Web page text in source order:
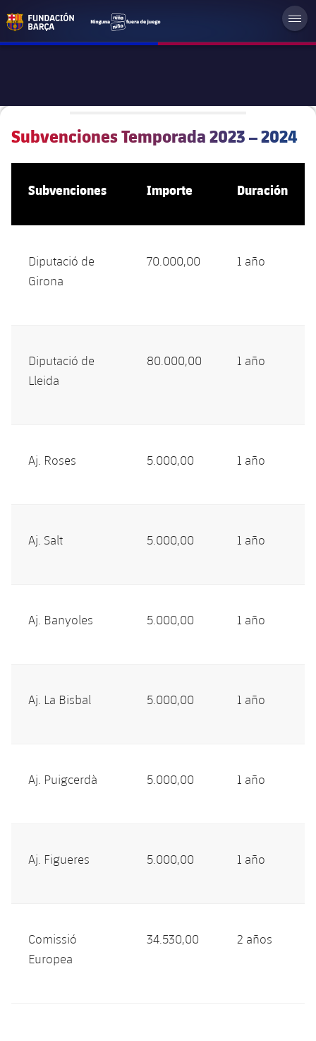
Subvenciones Temporada 2023 – 2024
Subvenciones Importe Duración
Diputació de
Girona
70.000,00 1 año
Diputació de
Lleida
80.000,00 1 año
Aj. Roses 5.000,00 1 año
Aj. Salt 5.000,00 1 año
Aj. Banyoles 5.000,00 1 año
Aj. La Bisbal 5.000,00 1 año
Aj. Puigcerdà 5.000,00 1 año
Aj. Figueres 5.000,00 1 año
Comissió
Europea
34.530,00 2 años